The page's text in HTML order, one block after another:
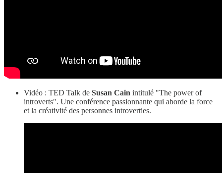
Vidéo : TED Talk de Susan Cain intitulé "The power of
introverts". Une conférence passionnante qui aborde la force
et la créativité des personnes introverties.